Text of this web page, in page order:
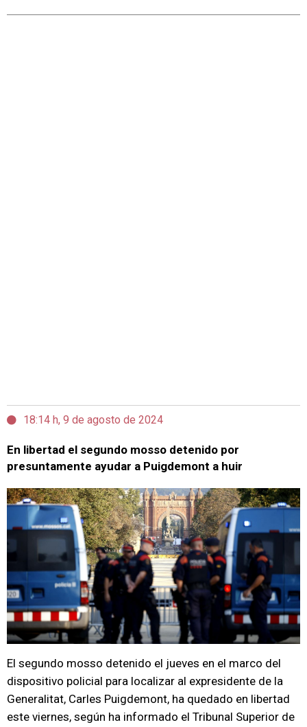
18:14 h, 9 de agosto de 2024
En libertad el segundo mosso detenido por
presuntamente ayudar a Puigdemont a huir
El segundo mosso detenido el jueves en el marco del
dispositivo policial para localizar al expresidente de la
Generalitat, Carles Puigdemont, ha quedado en libertad
este viernes, según ha informado el Tribunal Superior de